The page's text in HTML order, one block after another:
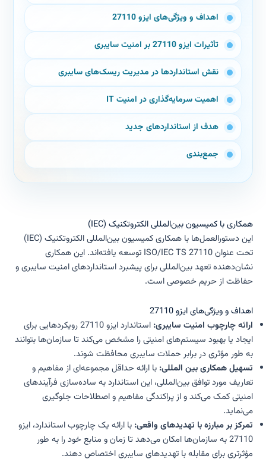
اهداف و ویژگی‌های ایزو 27110
تأثیرات ایزو 27110 بر امنیت سایبری
نقش استانداردها در مدیریت ریسک‌های سایبری
اهمیت سرمایه‌گذاری در امنیت IT
هدف از استانداردهای جدید
جمع‌بندی
همکاری با کمیسیون بین‌المللی الکتروتکنیک (IEC)
این دستورالعمل‌ها با همکاری کمیسیون بین‌المللی الکتروتکنیک (IEC)
تحت عنوان ISO/IEC TS 27110 توسعه یافته‌اند. این همکاری
نشان‌دهنده تعهد بین‌المللی برای پیشبرد استانداردهای امنیت سایبری و
حفاظت از حریم خصوصی است.
اهداف و ویژگی‌های ایزو 27110
ارائه چارچوب امنیت سایبری:
استاندارد ایزو 27110 رویکردهایی برای
ایجاد یا بهبود سیستم‌های امنیتی را مشخص می‌کند تا سازمان‌ها بتوانند
به طور مؤثری در برابر حملات سایبری محافظت شوند.
تسهیل همکاری بین المللی: با ارائه حداقل مجموعه‌ای از مفاهیم و
تعاریف مورد توافق بین‌المللی، این استاندارد به ساده‌سازی فرآیندهای
امنیتی کمک می‌کند و از پراکندگی مفاهیم و اصطلاحات جلوگیری
می‌نماید.
تمرکز بر مبارزه با تهدیدهای واقعی: با ارائه یک چارچوب استاندارد، ایزو
27110 به سازمان‌ها امکان می‌دهد تا زمان و منابع خود را به طور
مؤثرتری برای مقابله با تهدیدهای سایبری اختصاص دهند.